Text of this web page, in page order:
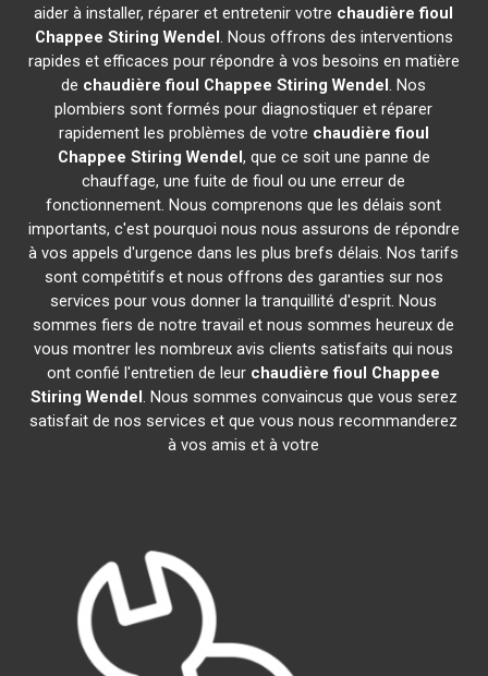
aider à installer, réparer et entretenir votre chaudière fioul
Chappee Stiring Wendel. Nous offrons des interventions
rapides et efficaces pour répondre à vos besoins en matière
de chaudière fioul Chappee Stiring Wendel. Nos
plombiers sont formés pour diagnostiquer et réparer
rapidement les problèmes de votre chaudière fioul
Chappee Stiring Wendel, que ce soit une panne de
chauffage, une fuite de fioul ou une erreur de
fonctionnement. Nous comprenons que les délais sont
importants, c'est pourquoi nous nous assurons de répondre
à vos appels d'urgence dans les plus brefs délais. Nos tarifs
sont compétitifs et nous offrons des garanties sur nos
services pour vous donner la tranquillité d'esprit. Nous
sommes fiers de notre travail et nous sommes heureux de
vous montrer les nombreux avis clients satisfaits qui nous
ont confié l'entretien de leur chaudière fioul Chappee
Stiring Wendel. Nous sommes convaincus que vous serez
satisfait de nos services et que vous nous recommanderez
à vos amis et à votre